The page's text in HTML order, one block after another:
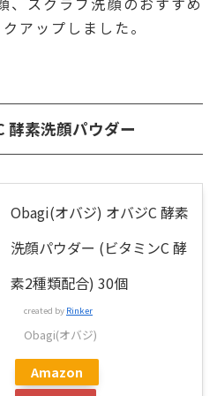
アップしました。
素洗顔パウダー
Obagi(オバジ) オバジC 酵素
洗顔パウダー (ビタミンC 酵
素2種類配合) 30個
created by Rinker
Obagi(オバジ)
Amazon